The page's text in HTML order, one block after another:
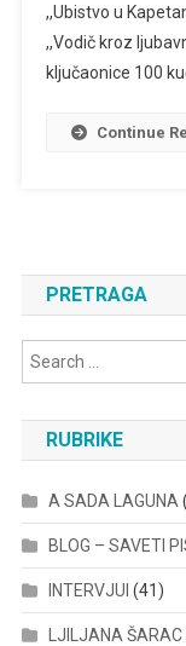
,,Ubistvo u
,,Vodič kroz
ključaonice 100
Continue
PRETRAGA
RUBRIKE
A SADA LAGUNA
BLOG – SAVETI
INTERVJUI (41)
LJILJANA